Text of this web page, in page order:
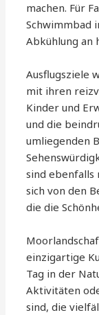
machen. Für
Schwimmbad
Abkühlung an
Ausflugsziele
mit ihren
Kinder und
und die
umliegenden
sind ebenfalls
sich von den
die die
einzigartige
Tag in der
Aktivitäten
sind, die